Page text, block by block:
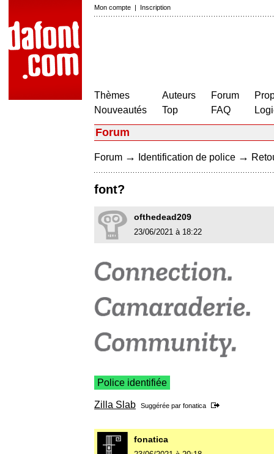
Mon compte | Inscription
Thèmes
Nouveautés
Auteurs
Top
Forum
FAQ
Forum
Forum → Identification de police →
font?
ofthedead209
23/06/2021 à 18:22
Police identifiée
Zilla Slab Suggérée par fonatica
fonatica